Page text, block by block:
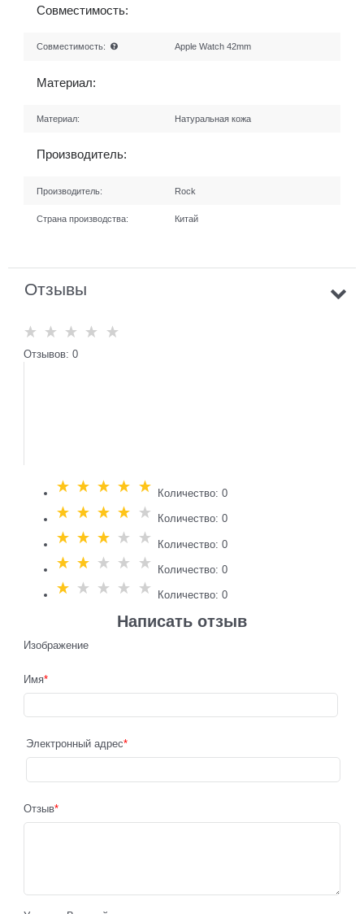
Совместимость:
Совместимость: Apple Watch 42mm
Материал:
Материал: Натуральная кожа
Производитель:
Производитель: Rock
Страна производства: Китай
Отзывы
Отзывов: 0
Количество: 0
Количество: 0
Количество: 0
Количество: 0
Количество: 0
Написать отзыв
Изображение
Имя
Электронный адрес
Отзыв